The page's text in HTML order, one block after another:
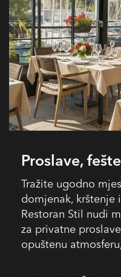
Proslave,
Tražite ugodno
domjenak, krštenje
Restoran Stil nudi
za privatne
opuštenu